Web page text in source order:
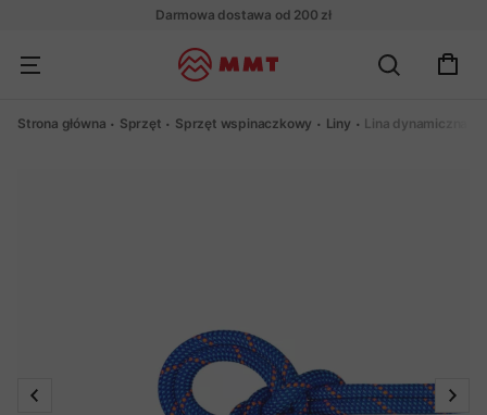
Darmowa dostawa od 200 zł
Strona główna Sprzęt Sprzęt wspinaczkowy Liny Lina dynamiczna